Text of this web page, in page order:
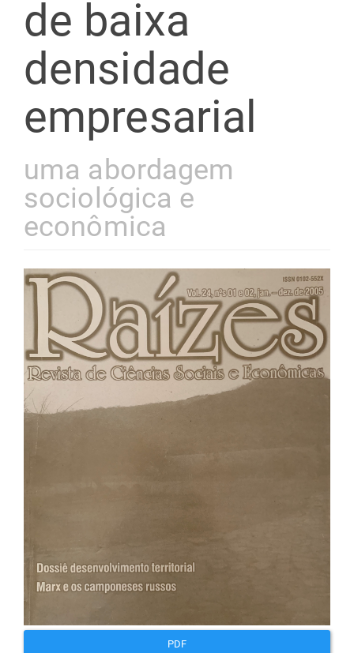
de baixa
densidade
empresarial
uma abordagem
sociológica e
econômica
Barra
lateral
de
artigos
PDF